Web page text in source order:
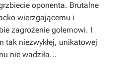
oponenta. Brutalne
wierzgającemu i
zagrożenie golemowi. I
tak niezwykłej, unikatowej
nie wadziła...